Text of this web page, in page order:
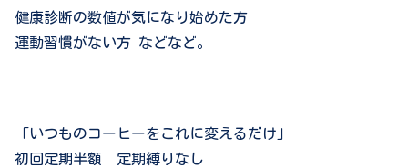
健康診断の数値が気になり始めた方
運動習慣がない方 などなど。
「いつものコーヒーをこれに変えるだけ」
初回定期半額 定期縛りなし